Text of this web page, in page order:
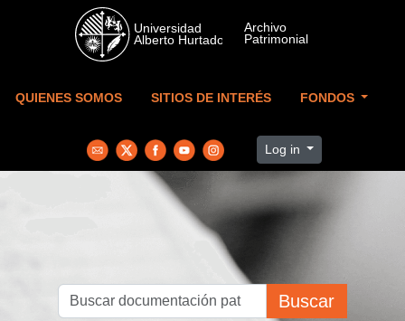
Skip to main content
QUIENES SOMOS SITIOS DE INTERÉS FONDOS
Log in
Buscar